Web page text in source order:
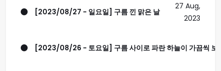
[2023/08/27 - 일요일] 구름 낀 맑은 날
27 Aug,
2023
[2023/08/26 - 토요일] 구름 사이로 파란 하늘이 가끔씩 보